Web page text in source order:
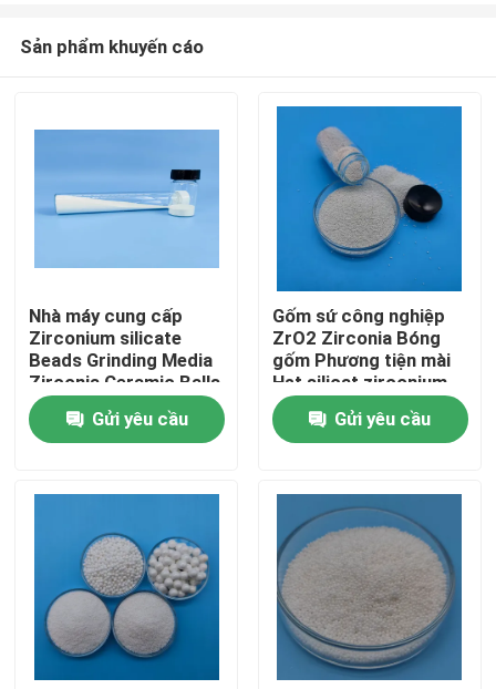
Nhà
Tham quan nhà máy
Kiểm soát chất lượng
Sản phẩm khuyến cáo
Nhà máy cung cấp
Zirconium silicate
Beads Grinding Media
Zirconia Ceramic Balls
Gửi yêu cầu
Gốm sứ công nghiệp
ZrO2 Zirconia Bóng
gốm Phương tiện mài
Hạt silicat zirconium
Gửi yêu cầu